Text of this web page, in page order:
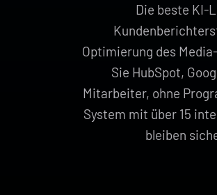
Die beste KI-
Optimierung des
Sie HubSpot,
Mitarbeiter, ohne
System mit über 15
bleiben